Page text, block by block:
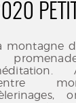
montagne